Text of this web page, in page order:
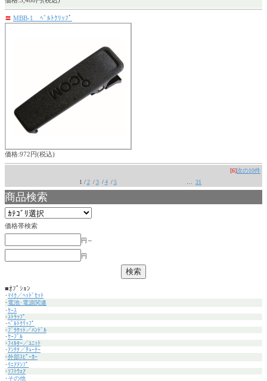
〓 MBB-1 ﾍﾞﾙﾄｸﾘｯﾌﾟ
価格:972円(税込)
[6]次の10件
1 / 2 / 3 / 4 / 5 31
商品検索
価格帯検索
円～
円
■ｵﾌﾟｼｮﾝ
･ﾏｲｸ／ﾍｯﾄﾞｾｯﾄ
･電池･電源関連
･ｹｰｽ
･ｽﾄﾗｯﾌﾟ
･ﾍﾞﾙﾄｸﾘｯﾌﾟ
･ﾌﾞﾗｹｯﾄ／ﾊﾝﾄﾞﾙ
･ｹｰﾌﾞﾙ
･ﾌｨﾙﾀｰ／ﾕﾆｯﾄ
･ｱﾝﾃﾅ／ﾁｭｰﾅｰ
･外部ｽﾋﾟｰｶｰ
･ﾘﾆｱｱﾝﾌﾟ
･ｿﾌﾄｳｪｱ
･その他